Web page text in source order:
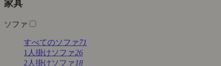
家具
ソファ
すべてのソファ71
1人掛けソファ26
2人掛けソファ 18